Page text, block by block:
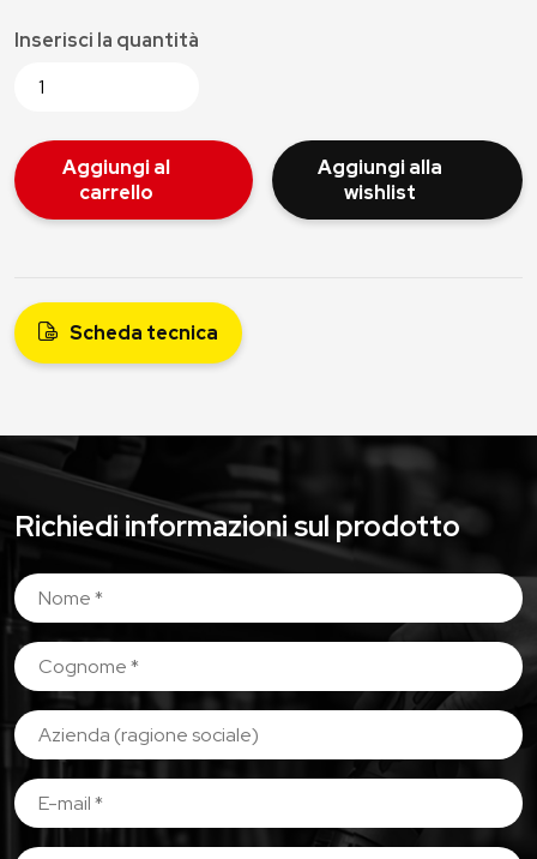
Inserisci la quantità
Aggiungi al
carrello
Aggiungi alla
wishlist
Scheda tecnica
Richiedi informazioni sul prodotto